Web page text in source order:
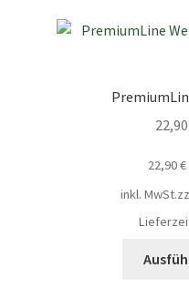
22,90
22,90€
inkl. MwSt.